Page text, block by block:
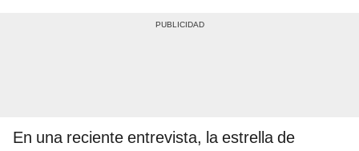
En una reciente entrevista, la estrella de